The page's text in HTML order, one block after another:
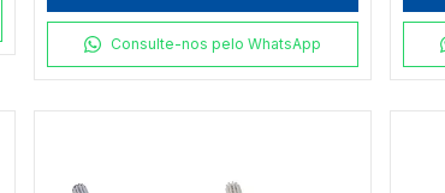
Consulte-nos pelo WhatsApp